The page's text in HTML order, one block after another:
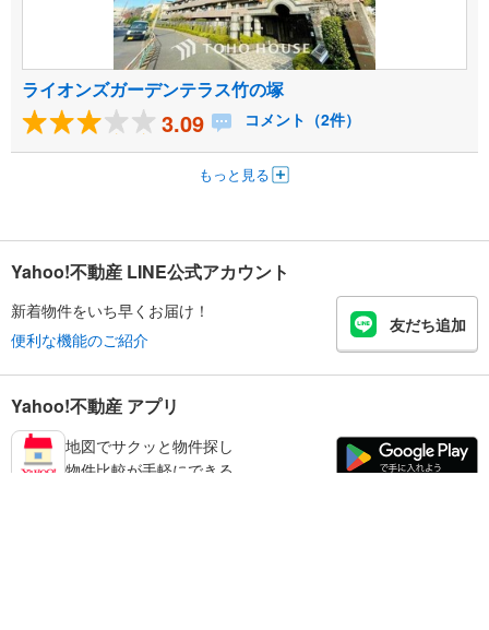
ライオンズガーデンテラス竹の塚
3.09 コメント（2件）
もっと見る
Yahoo!不動産 LINE公式アカウント
新着物件をいち早くお届け！
便利な機能のご紹介
友だち追加
Yahoo!不動産 アプリ
地図でサクッと物件探し
物件比較が手軽にできる